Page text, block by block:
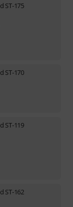
ST-175
ST-170
ST-119
ST-162